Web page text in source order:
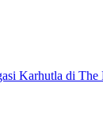
Karhutla di The